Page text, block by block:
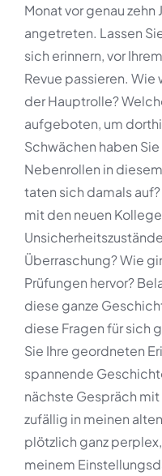
Monat vor genau
angetreten. Lassen
sich erinnern, vor
Revue passieren. Wie
der Hauptrolle?
aufgeboten, um
Schwächen haben
Nebenrollen in
taten sich damals
mit den neuen
Überraschung? Wie
Prüfungen hervor?
diese ganze
diese Fragen für sich
Sie Ihre geordneten
spannende
nächste Gespräch
zufällig in meinen
plötzlich ganz
meinem